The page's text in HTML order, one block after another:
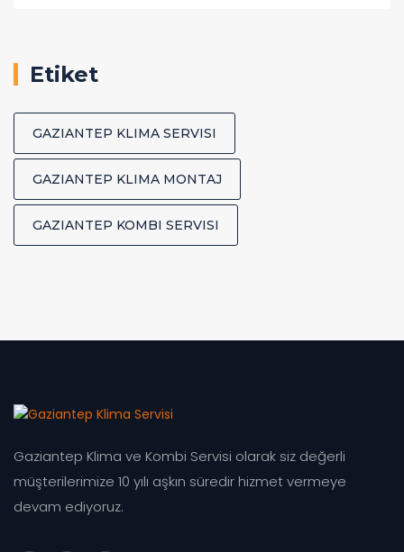
Etiket
GAZIANTEP KLIMA SERVISI
GAZIANTEP KLIMA MONTAJ
GAZIANTEP KOMBI SERVISI
Gaziantep Klima ve Kombi Servisi olarak siz değerli
müşterilerimize 10 yılı aşkın süredir hizmet vermeye
devam ediyoruz.